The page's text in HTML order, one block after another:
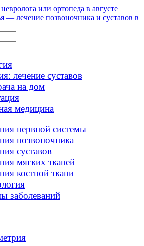
или ортопеда в августе
лечение суставов
на дом
медицина
нервной системы
позвоночника
суставов
мягких тканей
костной ткани
заболеваний